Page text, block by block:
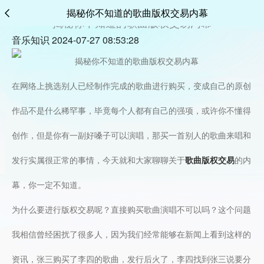
揭秘你不知道的歌曲版权交易内幕
揭秘你不知道的歌曲版权交易内幕
音乐知识 2024-07-27 08:53:28
在网络上挑选别人已经制作完成的歌曲进行购买，变成自己的原创
作品不是什么稀罕事，毕竟每个人都有自己的强项，或许你不懂得
创作，但是你有一副好嗓子可以演唱，那买一首别人的歌曲来唱和
发行实属很正常的事情，今天就和大家聊聊关于歌曲版权交易的内
幕，你一定不知道。
为什么要进行版权交易呢？直接购买歌曲演唱不可以吗？这个问题
我相信曾经困扰了很多人，因为我们经常能够在新闻上看到这样的
资讯，张三购买了李四的歌曲，发行后火了，李四找到张三说要分